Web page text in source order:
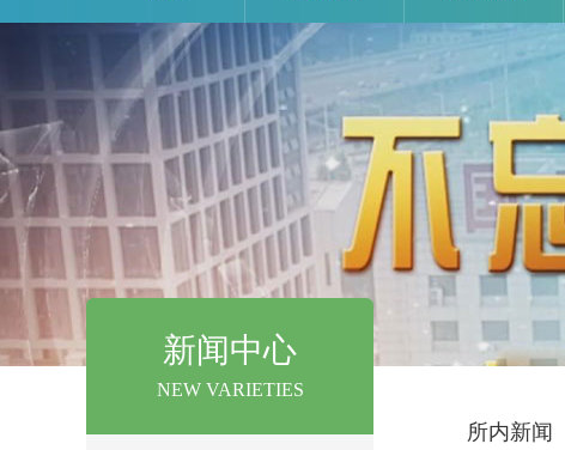
新闻中心
NEW VARIETIES
所内新闻